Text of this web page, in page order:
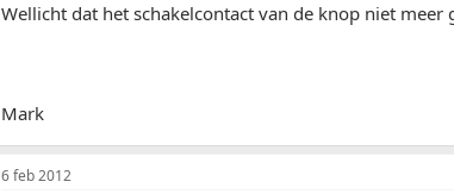
Wellicht dat het schakelcontact van de knop niet
Mark
6 feb 2012